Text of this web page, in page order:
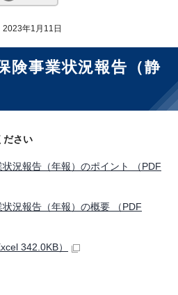
年1月11日
険事業状況報告（静
ださい
況報告（年報）のポイント （PDF
況報告（年報）の概要 （PDF
342.0KB）